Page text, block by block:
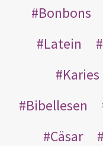
Bonbons
Latein
Karies
Bibellesen
Cäsar